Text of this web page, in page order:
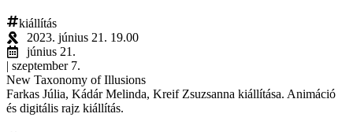
kiállítás
2023. június 21. 19.00
június 21.
| szeptember 7.
New Taxonomy of Illusions
Farkas Júlia, Kádár Melinda, Kreif Zsuzsanna kiállítása. Animáció
és digitális rajz kiállítás.